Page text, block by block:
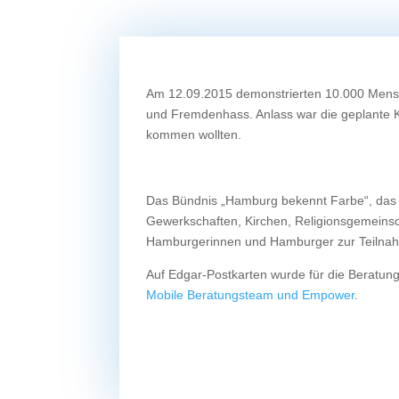
Am 12.09.2015 demonstrierten 10.000
und Fremdenhass. Anlass war die geplante
kommen wollten.
Das Bündnis „Hamburg bekennt Farbe“,
Gewerkschaften, Kirchen,
Hamburgerinnen und Hamburger zur
Auf Edgar-Postkarten wurde für die
Mobile Beratungsteam und Empower.